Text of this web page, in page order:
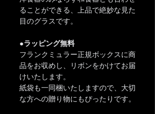
ることができる、上品で絶妙な見た
目のグラスです。
●ラッピング無料
フランクミュラー正規ボックスに商
品をお収めし、リボンをかけてお届
けいたします。
紙袋も一同梱いたしますので、大切
な方への贈り物にもぴったりです。